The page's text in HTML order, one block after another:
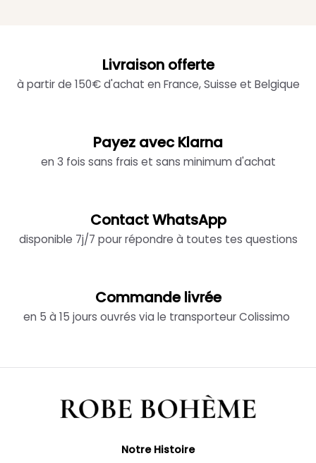
Livraison offerte
à partir de 150€ d'achat en France, Suisse et Belgique
Payez avec Klarna
en 3 fois sans frais et sans minimum d'achat
Contact WhatsApp
disponible 7j/7 pour répondre à toutes tes questions
Commande livrée
en 5 à 15 jours ouvrés via le transporteur Colissimo
Notre Histoire